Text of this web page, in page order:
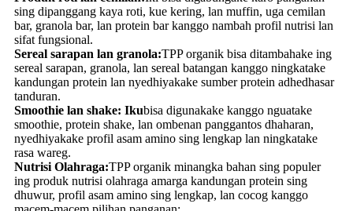
sing dipanggang kaya roti, kue kering, lan muffin, uga cemilan
bar, granola bar, lan protein bar kanggo nambah profil nutrisi lan
sifat fungsional.
Sereal sarapan lan granola:TPP organik bisa ditambahake ing
sereal sarapan, granola, lan sereal batangan kanggo ningkatake
kandungan protein lan nyedhiyakake sumber protein adhedhasar
tanduran.
Smoothie lan shake: Ikubisa digunakake kanggo nguatake
smoothie, protein shake, lan ombenan panggantos dhaharan,
nyedhiyakake profil asam amino sing lengkap lan ningkatake
rasa wareg.
Nutrisi Olahraga:TPP organik minangka bahan sing populer
ing produk nutrisi olahraga amarga kandungan protein sing
dhuwur, profil asam amino sing lengkap, lan cocog kanggo